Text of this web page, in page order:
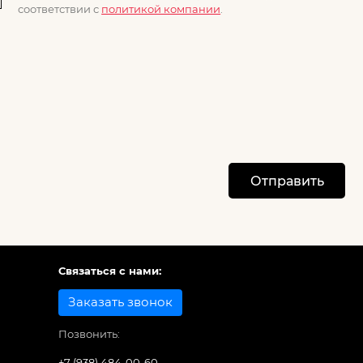
соответствии с политикой компании.
Отправить
Связаться с нами:
Заказать звонок
Позвонить: